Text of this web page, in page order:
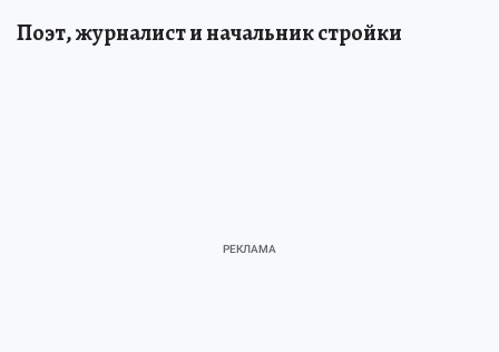
Поэт, журналист и начальник стройки